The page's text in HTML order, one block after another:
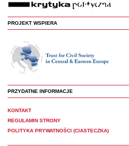
PROJEKT WSPIERA
PRZYDATNE INFORMACJE
KONTAKT
REGULAMIN STRONY
POLITYKA PRYWATNOŚCI (CIASTECZKA)